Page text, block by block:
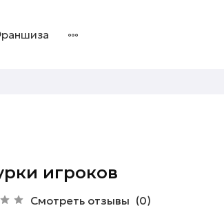
игроков
Смотреть отзывы (0)